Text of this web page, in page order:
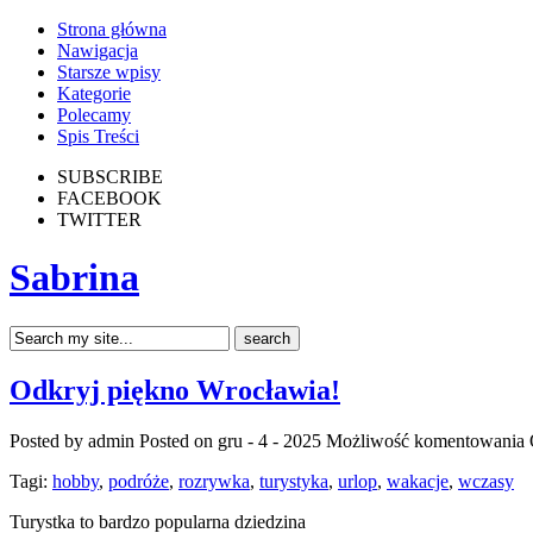
Strona główna
Nawigacja
Starsze wpisy
Kategorie
Polecamy
Spis Treści
SUBSCRIBE
FACEBOOK
TWITTER
Sabrina
Odkryj piękno Wrocławia!
Posted by admin Posted on gru - 4 - 2025 Możliwość komentowania
Tagi: hobby, podróże, rozrywka, turystyka, urlop, wakacje, wczasy
Turystka to bardzo popularna dziedzina